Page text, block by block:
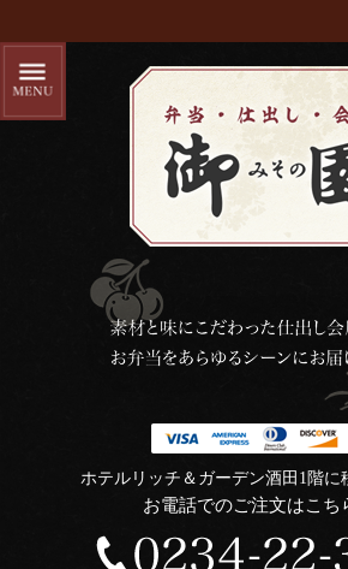
ホテルリッチ＆ガーデン酒田1階に
お電話でのご注文はこち